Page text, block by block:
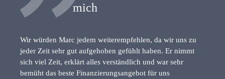
mich
Wir würden Marc jedem weiterempfehlen, da wir uns zu
jeder Zeit sehr gut aufgehoben gefühlt haben. Er nimmt
sich viel Zeit, erklärt alles verständlich und war sehr
bemüht das beste Finanzierungsangebot für uns